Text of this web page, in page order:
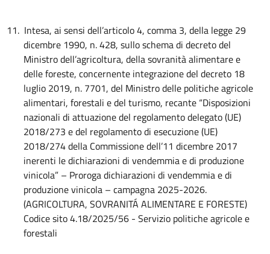
11. Intesa, ai sensi dell’articolo 4, comma 3, della legge 29
dicembre 1990, n. 428, sullo schema di decreto del
Ministro dell’agricoltura, della sovranità alimentare e
delle foreste, concernente integrazione del decreto 18
luglio 2019, n. 7701, del Ministro delle politiche agricole
alimentari, forestali e del turismo, recante “Disposizioni
nazionali di attuazione del regolamento delegato (UE)
2018/273 e del regolamento di esecuzione (UE)
2018/274 della Commissione dell’11 dicembre 2017
inerenti le dichiarazioni di vendemmia e di produzione
vinicola” – Proroga dichiarazioni di vendemmia e di
produzione vinicola – campagna 2025-2026.
(AGRICOLTURA, SOVRANITÁ ALIMENTARE E FORESTE)
Codice sito 4.18/2025/56 - Servizio politiche agricole e
forestali